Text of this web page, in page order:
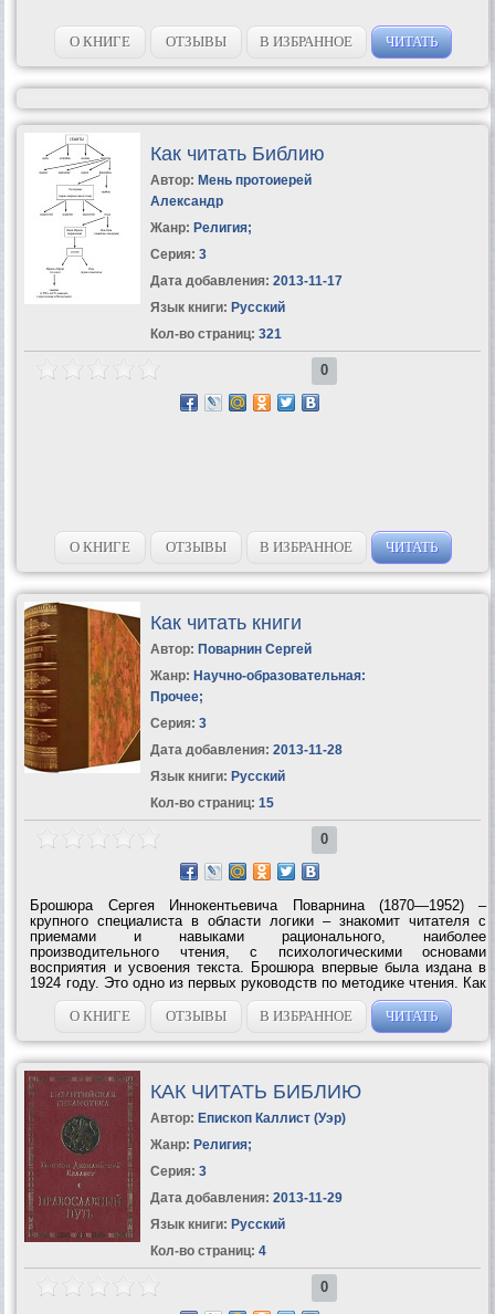
О КНИГЕ ОТЗЫВЫ В ИЗБРАННОЕ ЧИТАТЬ
Как читать Библию
Автор: Мень протоиерей
Александр
Жанр: Религия;
Серия: 3
Дата добавления: 2013-11-17
Язык книги: Русский
Кол-во страниц: 321
0
О КНИГЕ ОТЗЫВЫ В ИЗБРАННОЕ ЧИТАТЬ
Как читать книги
Автор: Поварнин Сергей
Жанр: Научно-образовательная:
Прочее;
Серия: 3
Дата добавления: 2013-11-28
Язык книги: Русский
Кол-во страниц: 15
0
Брошюра Сергея Иннокентьевича Поварнина (1870—1952) –
крупного специалиста в области логики – знакомит читателя с
приемами и навыками рационального, наиболее
производительного чтения, с психологическими основами
восприятия и усвоения текста. Брошюра впервые была издана в
1924 году. Это одно из первых руководств по методике чтения. Как
писал C. И. Пoварнин в предисловии к изданию 1924 года, – это
«краткое введение в искусство чтения»....
О КНИГЕ ОТЗЫВЫ В ИЗБРАННОЕ ЧИТАТЬ
КАК ЧИТАТЬ БИБЛИЮ
Автор: Епископ Каллист (Уэр)
Жанр: Религия;
Серия: 3
Дата добавления: 2013-11-29
Язык книги: Русский
Кол-во страниц: 4
0